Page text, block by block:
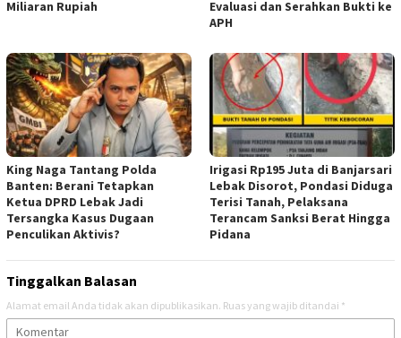
Miliaran Rupiah ‎
Evaluasi dan Serahkan Bukti ke
APH
‎King Naga Tantang Polda
Banten: Berani Tetapkan
Ketua DPRD Lebak Jadi
Tersangka Kasus Dugaan
Penculikan Aktivis? ‎
Irigasi Rp195 Juta di Banjarsari
Lebak Disorot, Pondasi Diduga
Terisi Tanah, Pelaksana
Terancam Sanksi Berat Hingga
Pidana
Tinggalkan Balasan
Alamat email Anda tidak akan dipublikasikan. Ruas yang wajib ditandai *